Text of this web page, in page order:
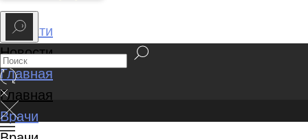
Новости
Новости
Главная
Главная
Врачи